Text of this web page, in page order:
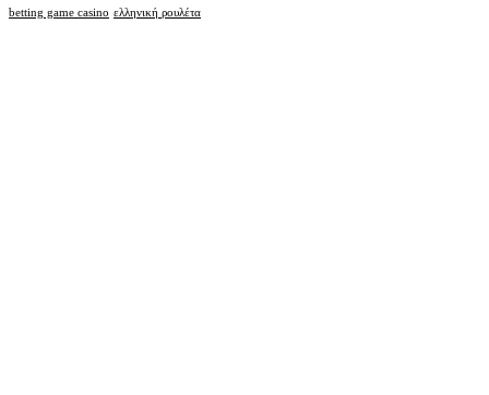
betting game casino ελληνική ρουλέτα